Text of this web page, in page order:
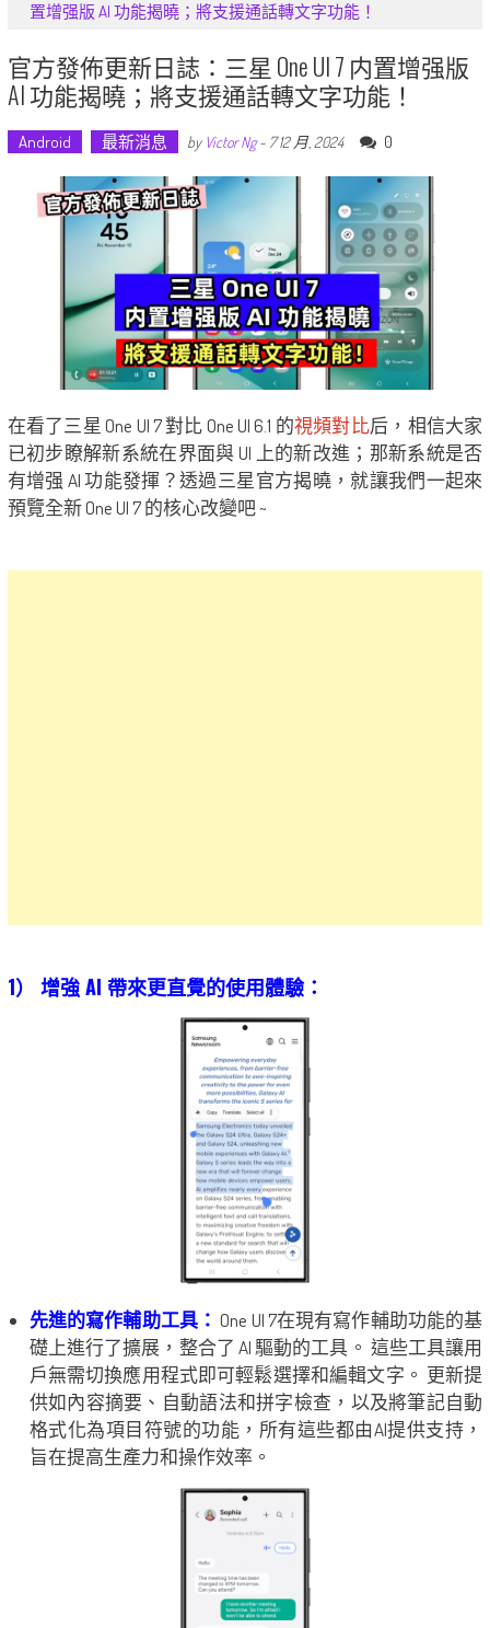
置增强版 AI 功能揭曉；將支援通話轉文字功能！
官方發佈更新日誌：三星 One UI 7 内置增强版
AI 功能揭曉；將支援通話轉文字功能！
Android 最新消息 by Victor Ng- 7 12 月, 2024 0
在看了三星 One UI 7 對比 One UI 6.1 的視頻對比后，相信大家
已初步瞭解新系統在界面與 UI 上的新改進；那新系統是否
有增强 AI 功能發揮？透過三星官方揭曉，就讓我們一起來
預覽全新 One UI 7 的核心改變吧 ~
1） 增強 AI 帶來更直覺的使用體驗：
先進的寫作輔助工具： One UI 7在現有寫作輔助功能的基
礎上進行了擴展，整合了 AI 驅動的工具。 這些工具讓用
戶無需切換應用程式即可輕鬆選擇和編輯文字。 更新提
供如內容摘要、自動語法和拼字檢查，以及將筆記自動
格式化為項目符號的功能，所有這些都由AI提供支持，
旨在提高生產力和操作效率。